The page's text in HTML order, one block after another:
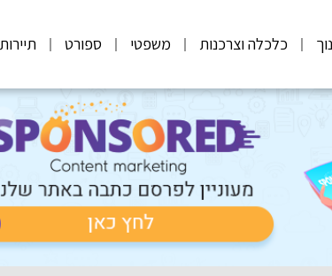
כלכלה וצרכנות משפטי ספורט